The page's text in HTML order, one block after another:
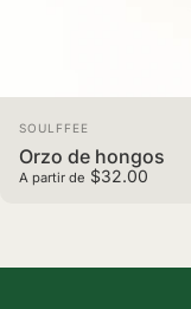
Marca:
SOULFFEE
Orzo de hongos
A partir de $32.00